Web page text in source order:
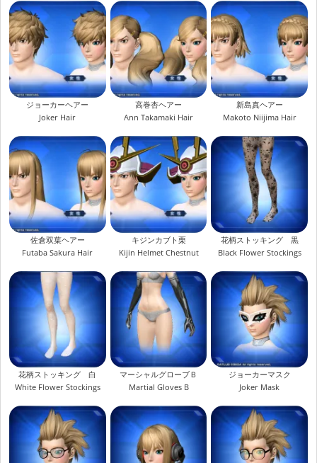
ジョーカーヘアー
Joker Hair
高巻杏ヘアー
Ann Takamaki Hair
新島真ヘアー
Makoto Niijima Hair
佐倉双葉ヘアー
Futaba Sakura Hair
キジンカブト栗
Kijin Helmet Chestnut
花柄ストッキング 黒
Black Flower Stockings
花柄ストッキング 白
White Flower Stockings
マーシャルグローブＢ
Martial Gloves B
ジョーカーマスク
Joker Mask